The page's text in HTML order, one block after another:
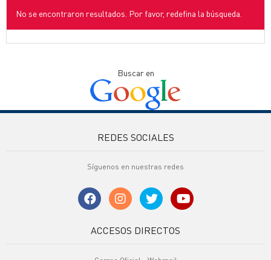
No se encontraron resultados. Por favor, redefina la búsqueda.
Buscar en
REDES SOCIALES
Síguenos en nuestras redes
ACCESOS DIRECTOS